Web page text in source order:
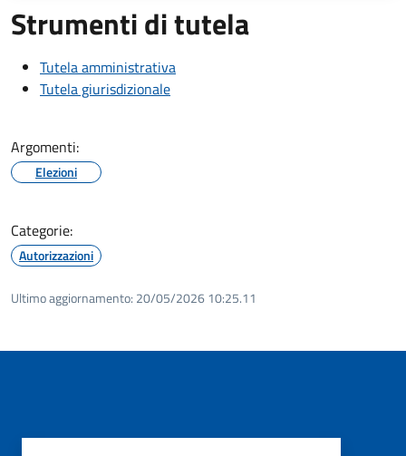
Strumenti di tutela
Tutela amministrativa
Tutela giurisdizionale
Argomenti:
Elezioni
Categorie:
Autorizzazioni
Ultimo aggiornamento: 20/05/2026 10:25.11